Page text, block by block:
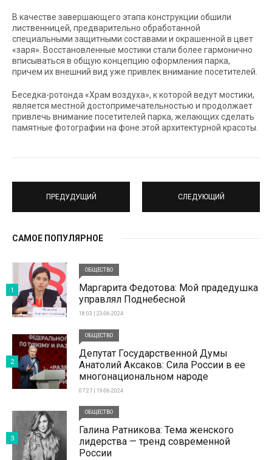
В качестве завершающего этапа конструкции обшили
лиственницей, предварительно обработанной
специальными защитными составами и окрашенной в цвет
«заря». Восстановленные мостики стали более гармонично
вписываться в общую концепцию оформления парка,
причем их внешний вид уже привлек внимание посетителей.
Беседка-ротонда «Храм воздуха», к которой ведут мостики,
является местной достопримечательностью и продолжает
привлечь внимание посетителей парка, желающих сделать
памятные фотографии на фоне этой архитектурной красоты.
ПРЕДУДУЩИЙ СЛЕДУЮЩИЙ
САМОЕ ПОПУЛЯРНОЕ
ОБЩЕСТВО
Маргарита Федотова: Мой прадедушка
управлял Поднебесной
18:03 | 23-06-2024
1
ОБЩЕСТВО
Депутат Государственной Думы
Анатолий Аксаков: Сила России в ее
многонациональном народе
07:27 | 19-06-2024
2
ОБЩЕСТВО
Галина Ратникова: Тема женского
лидерства — тренд современной
России
3